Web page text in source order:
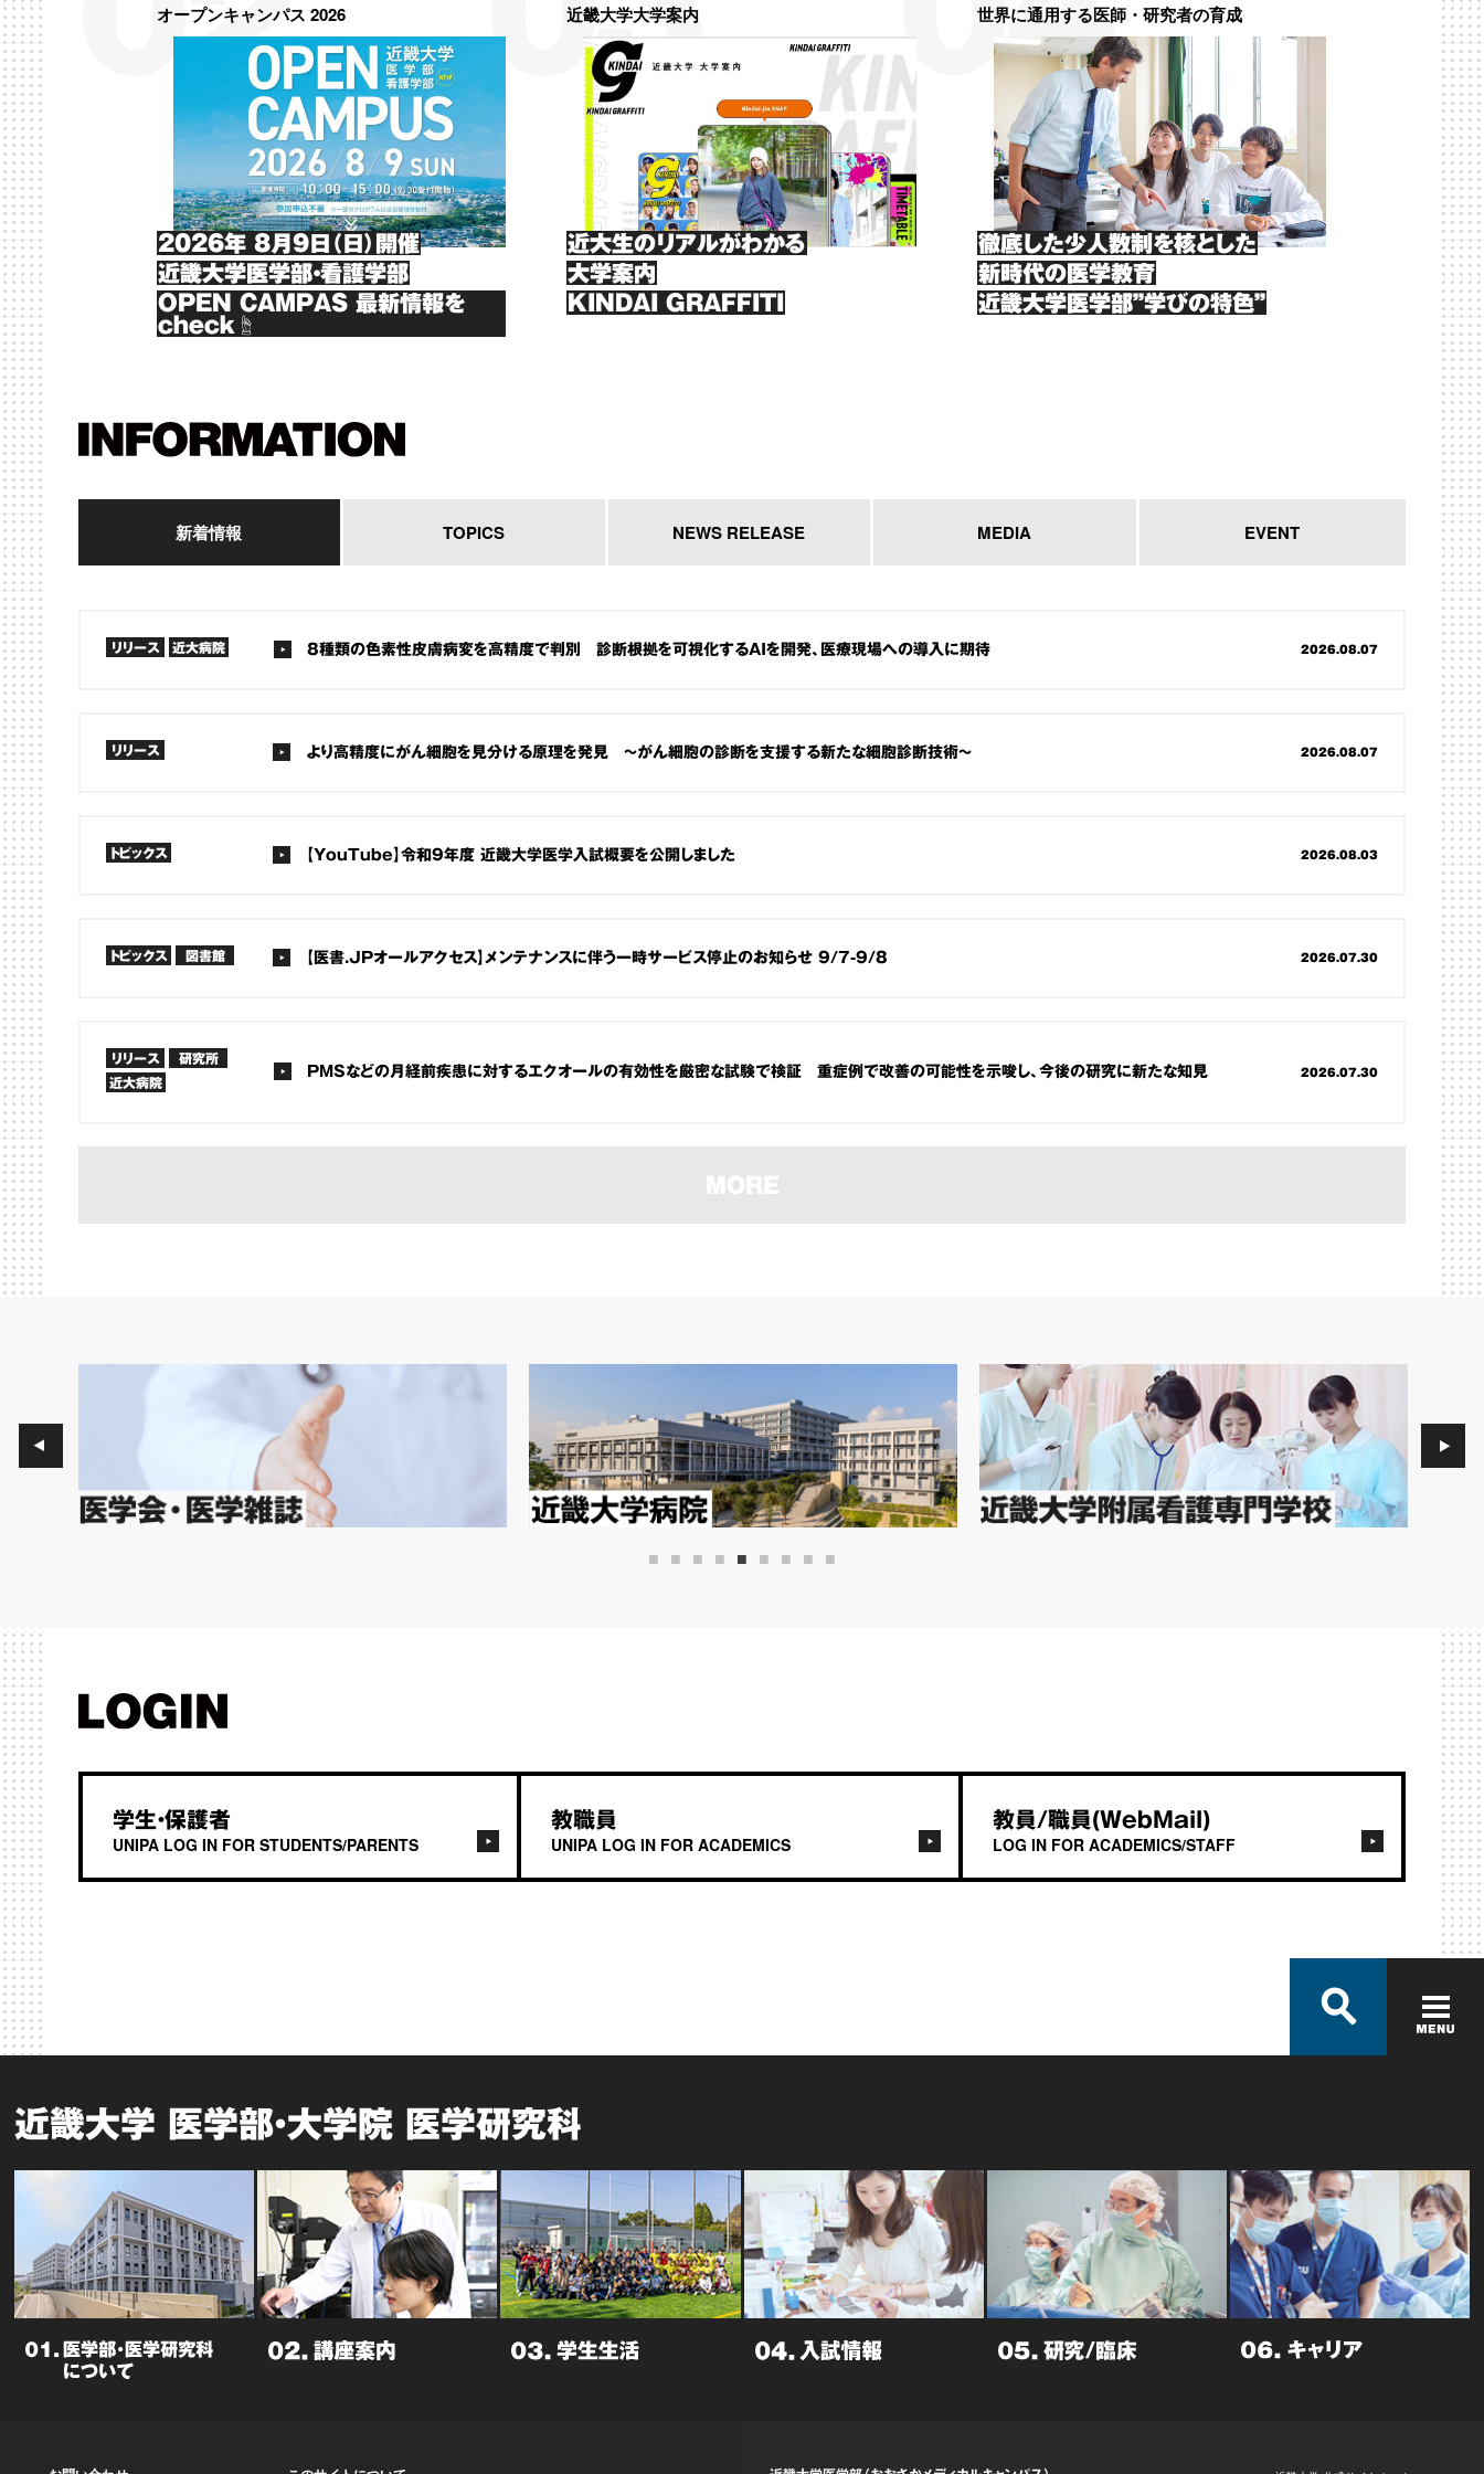
オープンキャンパス 2026
2026年 8月9日（日）開催
近畿大学医学部・看護学部
OPEN CAMPAS 最新情報を
check☝
近畿大学大学案内
近大生のリアルがわかる
大学案内
KINDAI GRAFFITI
世界に通用する医師・研究者の育成
徹底した少人数制を核とした
新時代の医学教育
近畿大学医学部”学びの特色”
新着情報 TOPICS NEWS RELEASE MEDIA EVENT
リリース 近大病院 8種類の色素性皮膚病変を高精度で判別 診断根拠を可視化するAIを開発、医療現場への導入に期待 2026.08.07
リリース より高精度にがん細胞を見分ける原理を発見 ～がん細胞の診断を支援する新たな細胞診断技術～ 2026.08.07
トピックス 【YouTube】令和9年度 近畿大学医学入試概要を公開しました 2026.08.03
トピックス 図書館 【医書.JPオールアクセス】メンテナンスに伴う一時サービス停止のお知らせ 9/7-9/8 2026.07.30
リリース
研究所
近大病院
PMSなどの月経前疾患に対するエクオールの有効性を厳密な試験で検証 重症例で改善の可能性を示唆し、今後の研究に新たな知見 2026.07.30
学生・保護者
UNIPA LOG IN FOR STUDENTS/PARENTS
教職員
UNIPA LOG IN FOR ACADEMICS
教員/職員(WebMail)
LOG IN FOR ACADEMICS/STAFF
近畿大学 医学部・大学院 医学研究科